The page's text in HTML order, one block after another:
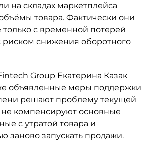
на складах маркетплейса
товара. Фактически они
только с временной потерей
риском снижения оборотного
Group Екатерина Казак
объявленные меры поддержки
решают проблему текущей
не компенсируют основные
с утратой товара и
заново запускать продажи.